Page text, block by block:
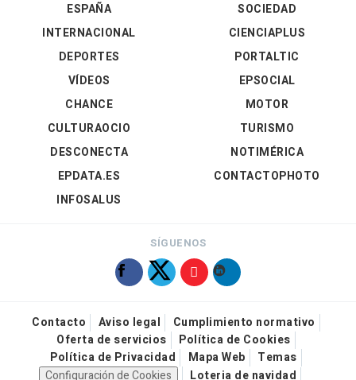
ESPAÑA
INTERNACIONAL
DEPORTES
VÍDEOS
SOCIEDAD
CIENCIAPLUS
PORTALTIC
EPSOCIAL
CHANCE
CULTURAOCIO
DESCONECTA
EPDATA.ES
INFOSALUS
MOTOR
TURISMO
NOTIMÉRICA
CONTACTOPHOTO
SÍGUENOS
Contacto Aviso legal
Cumplimiento normativo
Oferta de servicios
Política de Cookies
Política de Privacidad
Mapa Web
Temas
Configuración de Cookies
Loteria de navidad